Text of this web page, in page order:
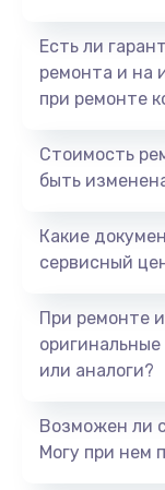
Есть ли
ремонта и на
при ремонте
Стоимость
быть
Какие
сервисный
При ремонте
или аналоги?
Возможен ли
Могу при нем